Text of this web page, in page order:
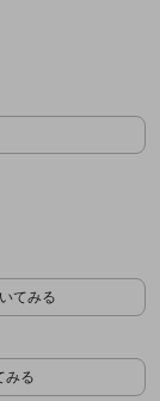
てみる
みる